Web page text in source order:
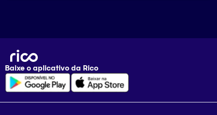
Baixe o aplicativo da Rico